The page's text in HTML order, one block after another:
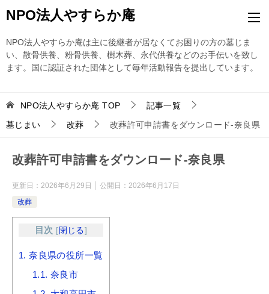
NPO法人やすらか庵
NPO法人やすらか庵は主に後継者が居なくてお困りの方の墓じま
い、散骨供養、粉骨供養、樹木葬、永代供養などのお手伝いを致し
ます。国に認証された団体として毎年活動報告を提出しています。
NPO法人やすらか庵 TOP
記事一覧
墓じまい
改葬 改葬許可申請書をダウンロード-奈良県
改葬許可申請書をダウンロード-奈良県
更新日： 2026年6月29日 公開日： 2026年6月17日
改葬
目次 [閉じる]
1. 奈良県の役所一覧
1.1. 奈良市